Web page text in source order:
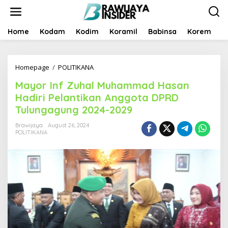
t
Home Kodam Kodim Koramil Babinsa Korem
Homepage / POLITIKANA
o
r
I
u
h
a
l
u
h
a
m
Mayor Inf Zuhal Muhammad Hasan
Hadiri Pelantikan Anggota DPRD
Tulungagung 2024-2029
Brawijaya
August 26, 2024
POLITIKANA